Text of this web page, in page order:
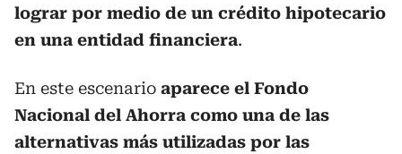
lograr por medio de un crédito hipotecario
en una entidad financiera.
En este escenario aparece el Fondo
Nacional del Ahorra como una de las
alternativas más utilizadas por las